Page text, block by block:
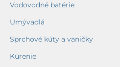
Vodovodné batérie
Umývadlá
Sprchové kúty a vaničky
Kúrenie